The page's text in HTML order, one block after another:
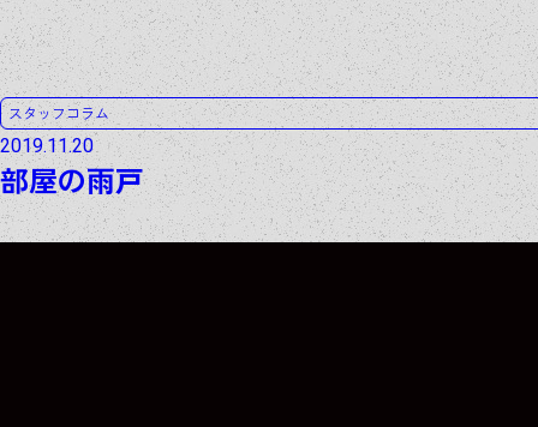
スタッフコラム
2019.11.20
部屋の雨戸